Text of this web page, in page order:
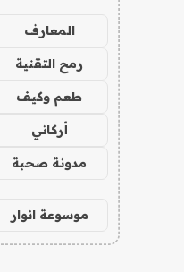
المعارف
رمح التقنية
طعم وكيف
أركاني
مدونة صحبة
موسوعة انوار